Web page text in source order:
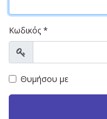
Κωδικός *
Προβολή
Θυμήσου με